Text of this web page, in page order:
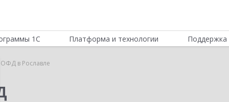
1С Платформа и технологии Поддержка
ОФД в Рославле